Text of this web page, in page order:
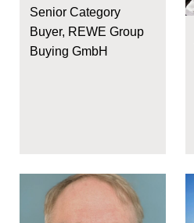
Senior Category
Buyer, REWE Group
Buying GmbH